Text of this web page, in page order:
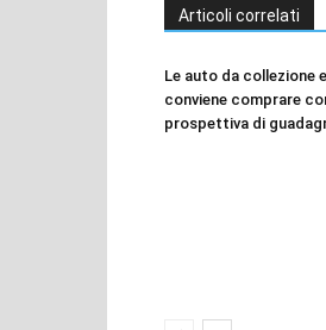
Articoli correlati
Le auto da collezione
conviene comprare
prospettiva di